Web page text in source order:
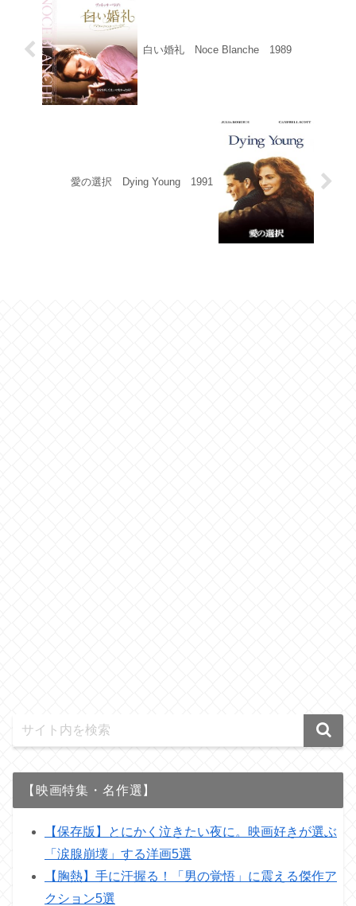
白い婚礼 Noce Blanche 1989
愛の選択 Dying Young 1991
【映画特集・名作選】
【保存版】とにかく泣きたい夜に。映画好きが選ぶ
「涙腺崩壊」する洋画5選
【胸熱】手に汗握る！「男の覚悟」に震える傑作ア
クション5選